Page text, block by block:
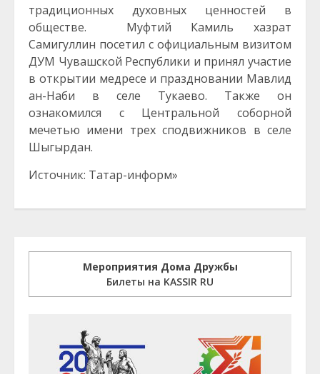
традиционных духовных ценностей в
обществе. Муфтий Камиль хазрат
Самигуллин посетил с официальным визитом
ДУМ Чувашской Республики и принял участие
в открытии медресе и праздновании Мавлид
ан-Наби в селе Тукаево. Также он
ознакомился с Центральной соборной
мечетью имени трех сподвижников в селе
Шыгырдан.
Источник: Татар-информ»
Мероприятия Дома Дружбы
Билеты на KASSIR RU